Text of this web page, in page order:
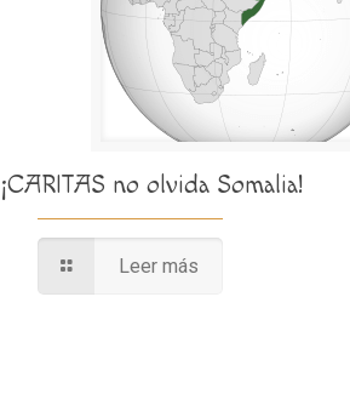
¡CARITAS no olvida Somalia!
Leer más